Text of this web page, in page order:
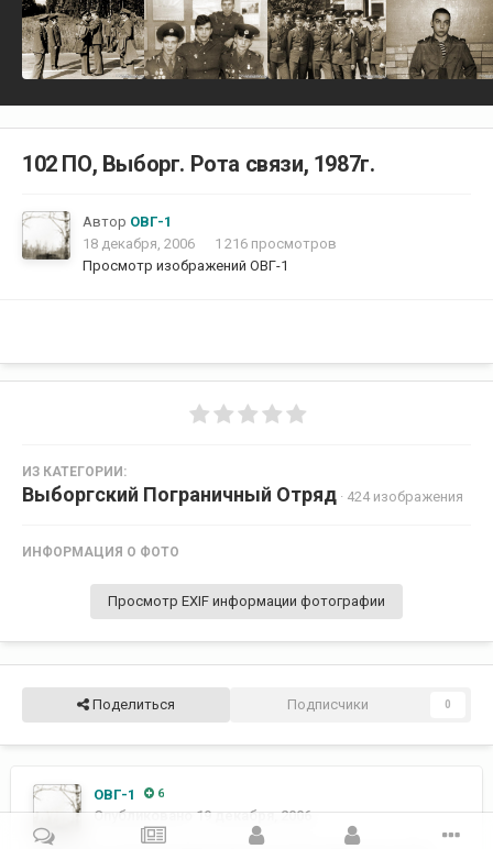
102 ПО, Выборг. Рота связи, 1987г.
Автор ОВГ-1
18 декабря, 2006
1 216 просмотров
Просмотр изображений ОВГ-1
ИЗ КАТЕГОРИИ:
Выборгский Пограничный Отряд · 424 изображения
ИНФОРМАЦИЯ О ФОТО
Просмотр EXIF информации фотографии
Поделиться Подписчики 0
ОВГ-1 6
Опубликовано19 декабря, 2006